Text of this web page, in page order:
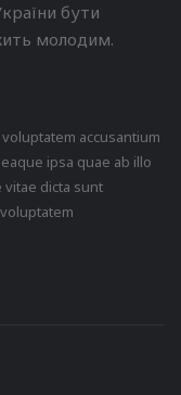
бути
молодим.
accusantium
ipsa quae ab illo
dicta sunt